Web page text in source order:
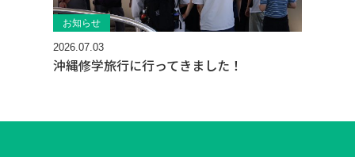
お知らせ
2026.07.03
沖縄修学旅行に行ってきました！